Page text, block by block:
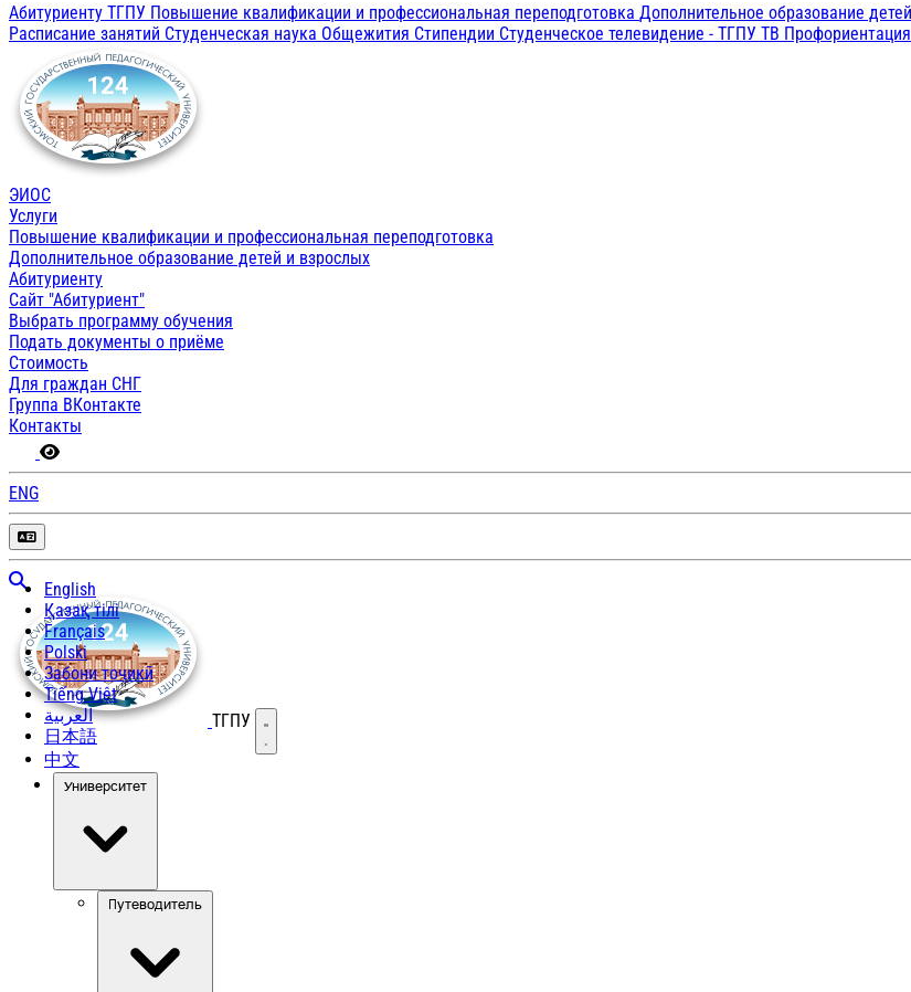
Абитуриенту ТГПУ Повышение квалификации и профессиональная переподготовка Дополнительное образование
Расписание занятий Студенческая наука Общежития Стипендии Студенческое телевидение - ТГПУ ТВ
ЭИОС
Услуги
Повышение квалификации и профессиональная переподготовка
Дополнительное образование детей и взрослых
Абитуриенту
Сайт "Абитуриент"
Выбрать программу обучения
Подать документы о приёме
Стоимость
Для граждан СНГ
Группа ВКонтакте
Контакты
ENG
English
Қазақ тілі
Français
Polski
Забони тоҷикӣ
Tiếng Việt
العربية
日本語
中文
ТГПУ Открыть меню
Университет
Путеводитель